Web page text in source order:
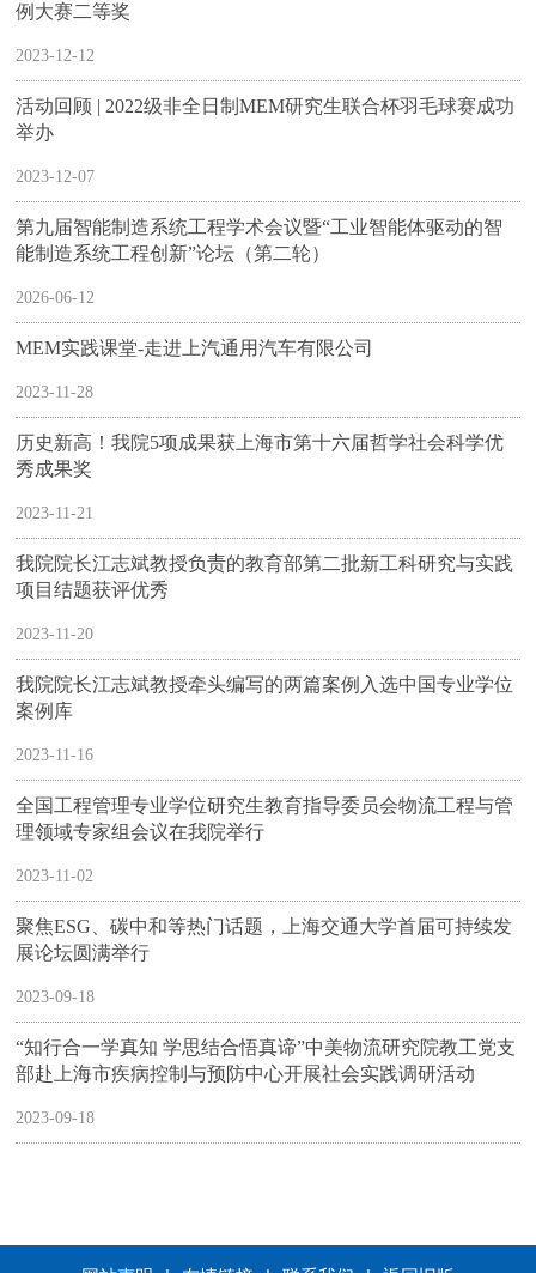
例大赛二等奖
2023-12-12
活动回顾 | 2022级非全日制MEM研究生联合杯羽毛球赛成功
举办
2023-12-07
第九届智能制造系统工程学术会议暨“工业智能体驱动的智
能制造系统工程创新”论坛（第二轮）
2026-06-12
MEM实践课堂-走进上汽通用汽车有限公司
2023-11-28
历史新高！我院5项成果获上海市第十六届哲学社会科学优
秀成果奖
2023-11-21
我院院长江志斌教授负责的教育部第二批新工科研究与实践
项目结题获评优秀
2023-11-20
我院院长江志斌教授牵头编写的两篇案例入选中国专业学位
案例库
2023-11-16
全国工程管理专业学位研究生教育指导委员会物流工程与管
理领域专家组会议在我院举行
2023-11-02
聚焦ESG、碳中和等热门话题，上海交通大学首届可持续发
展论坛圆满举行
2023-09-18
“知行合一学真知 学思结合悟真谛”中美物流研究院教工党支
部赴上海市疾病控制与预防中心开展社会实践调研活动
2023-09-18